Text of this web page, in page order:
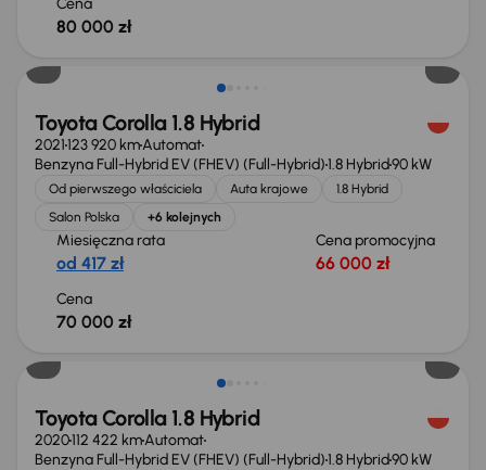
Cena
80 000 zł
Możliwość odliczenia VAT
Toyota Corolla 1.8 Hybrid
2021123 920 kmAutomat
Benzyna Full-Hybrid EV (FHEV) (Full-Hybrid)1.8 Hybrid90 kW
Od pierwszego właściciela Auta krajowe
1.8 Hybrid
Salon Polska
+6 kolejnych
Miesięczna rata
od 417 zł
Cena promocyjna
66 000 zł
Cena
70 000 zł
Toyota Corolla 1.8 Hybrid
2020112 422 kmAutomat
Benzyna Full-Hybrid EV (FHEV) (Full-Hybrid)1.8 Hybrid90 kW